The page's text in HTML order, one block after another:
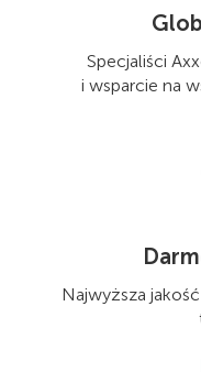
Specjaliści
i wsparcie na
Najwyższa